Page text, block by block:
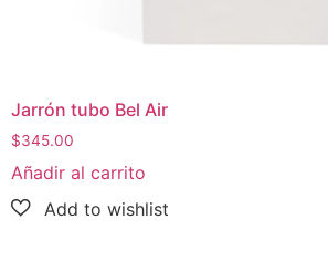
Jarrón tubo Bel Air
$345.00
Añadir al carrito